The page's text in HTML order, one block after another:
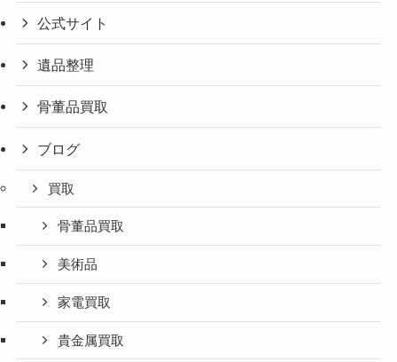
公式サイト
遺品整理
骨董品買取
ブログ
買取
骨董品買取
美術品
家電買取
貴金属買取